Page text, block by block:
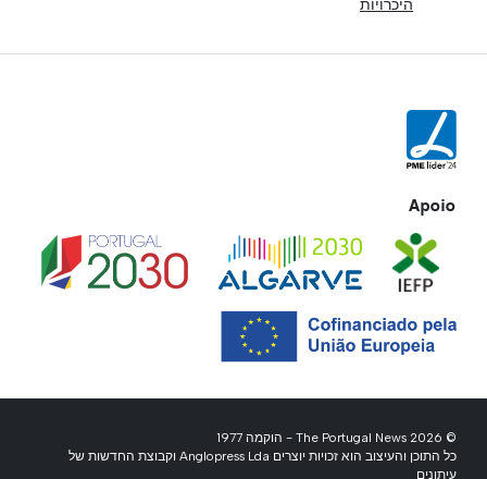
היכרויות
Apoio
© 2026 The Portugal News - הוקמה 1977
כל התוכן והעיצוב הוא זכויות יוצרים Anglopress Lda וקבוצת החדשות של
עיתונים